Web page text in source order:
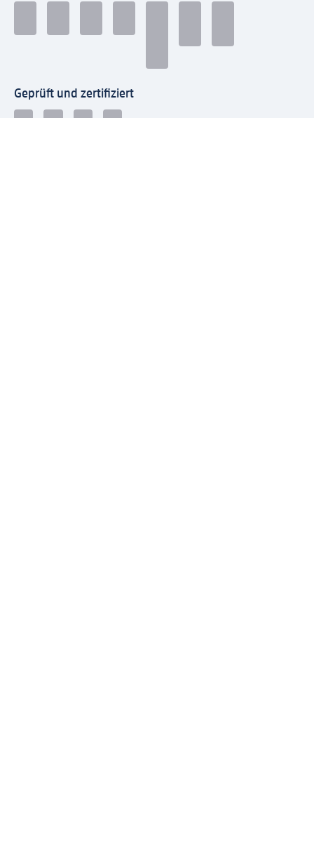
Geprüft und zertifiziert